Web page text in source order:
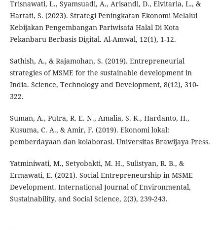
Trisnawati, L., Syamsuadi, A., Arisandi, D., Elvitaria, L., &
Hartati, S. (2023). Strategi Peningkatan Ekonomi Melalui
Kebijakan Pengembangan Pariwisata Halal Di Kota
Pekanbaru Berbasis Digital. Al-Amwal, 12(1), 1-12.
Sathish, A., & Rajamohan, S. (2019). Entrepreneurial
strategies of MSME for the sustainable development in
India. Science, Technology and Development, 8(12), 310-
322.
Suman, A., Putra, R. E. N., Amalia, S. K., Hardanto, H.,
Kusuma, C. A., & Amir, F. (2019). Ekonomi lokal:
pemberdayaan dan kolaborasi. Universitas Brawijaya Press.
Yatminiwati, M., Setyobakti, M. H., Sulistyan, R. B., &
Ermawati, E. (2021). Social Entrepreneurship in MSME
Development. International Journal of Environmental,
Sustainability, and Social Science, 2(3), 239-243.